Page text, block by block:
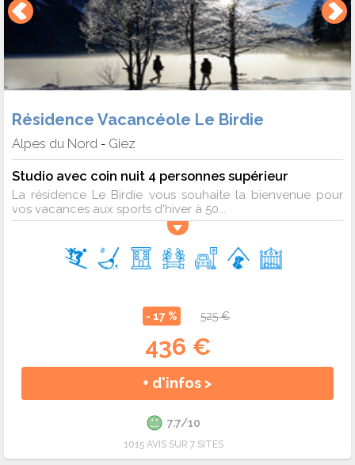
Résidence Vacancéole Le Birdie
Alpes du Nord - Giez
Studio avec coin nuit 4 personnes supérieur
La résidence Le Birdie vous souhaite la bienvenue pour
vos vacances aux sports d'hiver à 50...
- 17 % 525 €
436 €
+ d'infos >
7.7/10
1015 AVIS SUR 7 SITES